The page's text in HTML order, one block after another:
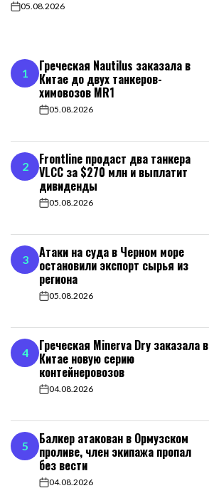
on05.08.2026
1 Греческая Nautilus заказала в
Китае до двух танкеров-
химовозов MR1
on05.08.2026
2 Frontline продаст два танкера
VLCC за $270 млн и выплатит
дивиденды
on05.08.2026
3 Атаки на суда в Черном море
остановили экспорт сырья из
региона
on05.08.2026
4 Греческая Minerva Dry заказала в
Китае новую серию
контейнеровозов
on04.08.2026
5 Балкер атакован в Ормузском
проливе, член экипажа пропал
без вести
on04.08.2026